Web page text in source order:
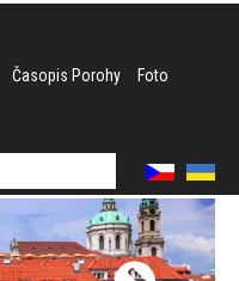
Časopis Porohy Foto